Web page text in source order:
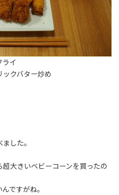
ライ
ックバター炒め
した。
大きいベビーコーンを買ったの
ですがね。